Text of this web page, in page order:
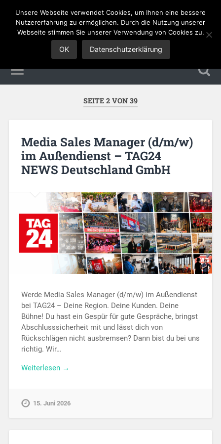
Sales Jobs
SEITE 2 VON 39
Media Sales Manager (d/m/w)
im Außendienst – TAG24
NEWS Deutschland GmbH
Werde Media Sales Manager (d/m/w) im Außendienst
bei TAG24 – Deine Region. Deine Kunden. Deine
Bühne! Du hast ein Gespür für gute Gespräche, bringst
Abschlusssicherheit mit und lässt dich von
Rückschlägen nicht ausbremsen? Dann bist du bei uns
richtig. Wir…
Weiterlesen →
15. Juni 2026
Unsere Webseite verwendet Cookies, um Ihnen eine bessere
Nutzererfahrung zu ermöglichen. Durch die Nutzung unserer
Webseite stimmen Sie unserer Verwendung von Cookies zu.
OK Datenschutzerklärung